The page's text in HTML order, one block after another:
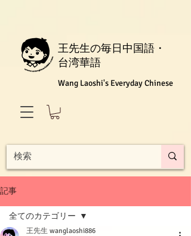
王先生の毎日中国語・
台湾華語
Wang Laoshi's Everyday Chinese
記事
全てのカテゴリー
王先生 wanglaoshi886